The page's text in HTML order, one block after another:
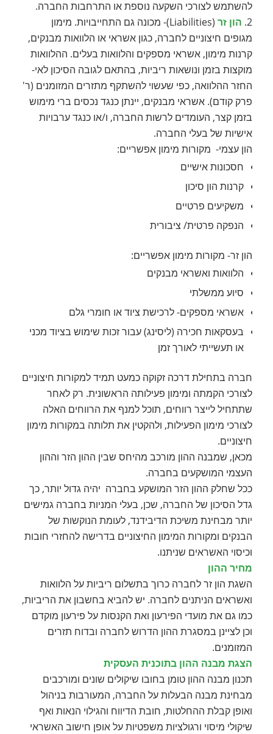
להשתמש לצורכי השקעה נוספת או התרחבות החברה.
2. הון זר
(Liabilities)- מכונה גם התחייבויות. מימון
מגופים חיצוניים לחברה, כגון אשראי או הלוואות מבנקים,
קרנות מימון, אשראי מספקים והלוואות בעלים. ההלוואות
מוקצות בזמן ונושאות ריביות, בהתאם לגובה הסיכון לאי-
החזר ההלוואה, כפי שעשוי להשתקף מתזרים המזומנים (ר'
פרק קודם). אשראי מבנקים, יינתן כנגד נכסים ברי מימוש
בזמן קצר, העומדים לרשות החברה, ו/או כנגד ערבויות
אישיות של בעלי החברה.
הון עצמי- מקורות מימון אפשריים:
חסכונות אישיים
קרנות הון סיכון
משקיעים פרטיים
הנפקה פרטית/ ציבורית
הון זר- מקורות מימון אפשריים:
הלוואות ואשראי מבנקים
סיוע ממשלתי
אשראי מספקים- לרכישת ציוד או חומרי גלם
בעסקאות חכירה (ליסינג) עבור זכות שימוש בציוד מכני
או תעשייתי לאורך זמן
חברה בתחילת דרכה זקוקה כמעט תמיד למקורות חיצוניים
לצורכי הקמתה ומימון פעילותה הראשונית. רק לאחר
שתתחיל לייצר רווחים, תוכל למנף את הרווחים האלה
לצורכי מימון הפעילות, ולהקטין את תלותה במקורות מימון
חיצוניים.
מכאן, שמבנה ההון מורכב מהיחס שבין ההון הזר וההון
העצמי המושקעים בחברה.
ככל שחלק ההון הזר המושקע בחברה יהיה גדול יותר, כך
גדל הסיכון של החברה, שכן, בעלי המניות בחברה גמישים
יותר מבחינת משיכת הדיבידנד, לעומת הנוקשות של
הבנקים ומקורות המימון החיצוניים בדרישה להחזרי חובות
וכיסוי האשראים שניתנו.
מחיר ההון
השגת הון זר לחברה כרוך בתשלום ריביות על הלוואות
ואשראים הניתנים לחברה. יש להביא בחשבון את הריביות,
כמו גם את מועדי הפירעון ואת הקנסות על פירעון מוקדם
וכן לציינן במסגרת ההון הדרוש לחברה ובדוח תזרים
המזומנים.
הצגת מבנה ההון בתוכנית העסקית
תכנון מבנה ההון טומן בחובו שיקולים שונים ומורכבים
מבחינת מבנה הבעלות על החברה, המעורבות בניהול
ואופן קבלת ההחלטות, חובת הדיווח והגילוי הנאות ואף
שיקולי מיסוי ורגולציות משפטיות על אופן חישוב האשראי